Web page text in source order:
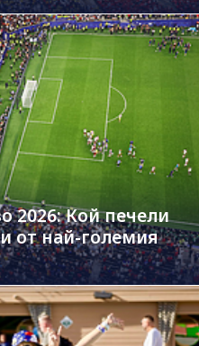
2026: Кой печели
от най-големия